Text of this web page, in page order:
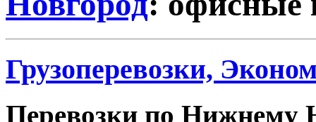
Грузоперевозки,
Перевозки по Нижнему